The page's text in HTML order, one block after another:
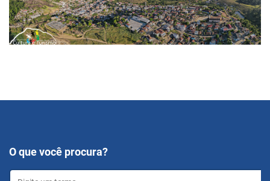
O que você procura?